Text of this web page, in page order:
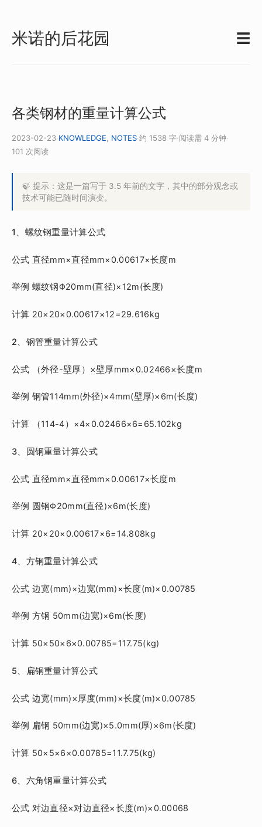
米诺的后花园 ☰
各类钢材的重量计算公式
2023-02-23·KNOWLEDGE NOTES·约 1538 字·阅读需 4 分钟·
101 次阅读
🍃 提示：这是一篇写于 3.5 年前的文字，其中的部分观念或
技术可能已随时间演变。
1、螺纹钢重量计算公式
公式 直径mm×直径mm×0.00617×长度m
举例 螺纹钢Φ20mm(直径)×12m(长度)
计算 20×20×0.00617×12=29.616kg
2、钢管重量计算公式
公式 （外径-壁厚）×壁厚mm×0.02466×长度m
举例 钢管114mm(外径)×4mm(壁厚)×6m(长度)
计算 （114-4）×4×0.02466×6=65.102kg
3、圆钢重量计算公式
公式 直径mm×直径mm×0.00617×长度m
举例 圆钢Φ20mm(直径)×6m(长度)
计算 20×20×0.00617×6=14.808kg
4、方钢重量计算公式
公式 边宽(mm)×边宽(mm)×长度(m)×0.00785
举例 方钢 50mm(边宽)×6m(长度)
计算 50×50×6×0.00785=117.75(kg)
5、扁钢重量计算公式
公式 边宽(mm)×厚度(mm)×长度(m)×0.00785
举例 扁钢 50mm(边宽)×5.0mm(厚)×6m(长度)
计算 50×5×6×0.00785=11.7.75(kg)
6、六角钢重量计算公式
公式 对边直径×对边直径×长度(m)×0.00068